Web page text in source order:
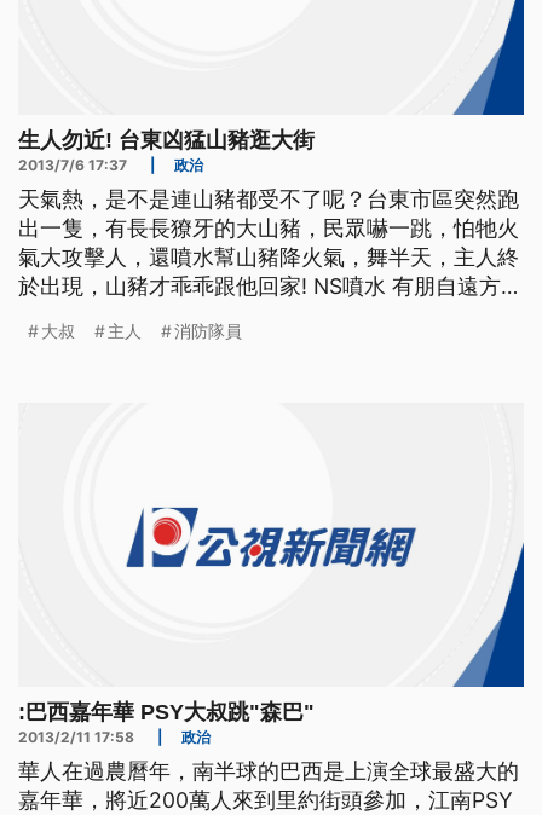
生人勿近! 台東凶猛山豬逛大街
2013/7/6 17:37 政治
天氣熱，是不是連山豬都受不了呢？台東市區突然跑
出一隻，有長長獠牙的大山豬，民眾嚇一跳，怕牠火
氣大攻擊人，還噴水幫山豬降火氣，舞半天，主人終
於出現，山豬才乖乖跟他回家! NS噴水 有朋自遠方來
這輩子第一次見世面 害羞的開始磨蹭地面 咱們台東
大叔 主人 消防隊員
:巴西嘉年華 PSY大叔跳"森巴"
2013/2/11 17:58 政治
華人在過農曆年，南半球的巴西是上演全球最盛大的
嘉年華，將近200萬人來到里約街頭參加，江南PSY